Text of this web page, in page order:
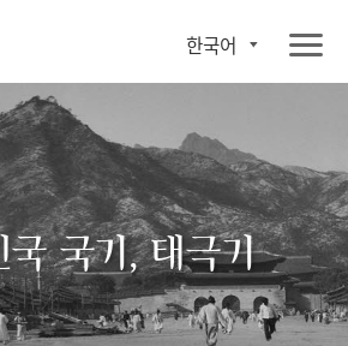
한국어
국기, 태극기